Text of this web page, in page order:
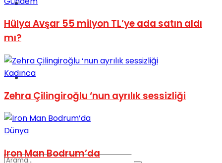
Spor
Podcast
Hülya Avşar 55 milyon TL’ye ada satın aldı
mı?
Kadınca
Zehra Çilingiroğlu ‘nun ayrılık sessizliği
Dünya
Iron Man Bodrum’da